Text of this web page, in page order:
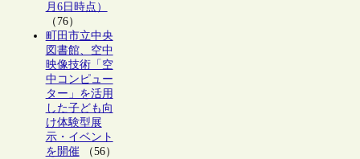
月6日時点）
（76）
町田市立中央
図書館、空中
映像技術「空
中コンピュー
ター」を活用
した子ども向
け体験型展
示・イベント
を開催（56）